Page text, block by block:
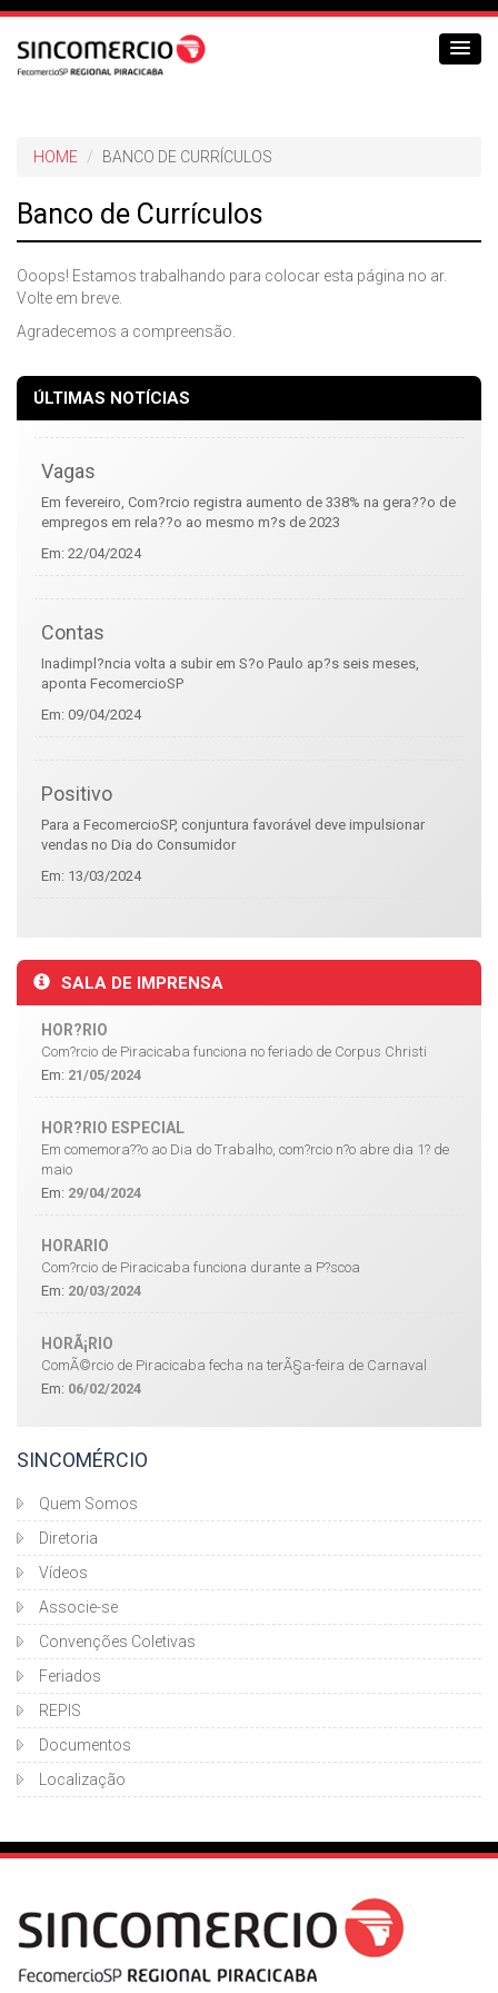
HOME BANCO DE CURRÍCULOS
Banco de Currículos
Ooops! Estamos trabalhando para colocar esta página no ar.
Volte em breve.
Agradecemos a compreensão.
ÚLTIMAS NOTÍCIAS
Vagas
Em fevereiro, Com?rcio registra aumento de 338% na gera??o de
empregos em rela??o ao mesmo m?s de 2023
Em: 22/04/2024
Contas
Inadimpl?ncia volta a subir em S?o Paulo ap?s seis meses,
aponta FecomercioSP
Em: 09/04/2024
Positivo
Para a FecomercioSP, conjuntura favorável deve impulsionar
vendas no Dia do Consumidor
Em: 13/03/2024
SALA DE IMPRENSA
HOR?RIO
Com?rcio de Piracicaba funciona no feriado de Corpus Christi
Em: 21/05/2024
HOR?RIO ESPECIAL
Em comemora??o ao Dia do Trabalho, com?rcio n?o abre dia 1? de
maio
Em: 29/04/2024
HORARIO
Com?rcio de Piracicaba funciona durante a P?scoa
Em: 20/03/2024
HORÃ¡RIO
ComÃ©rcio de Piracicaba fecha na terÃ§a-feira de Carnaval
Em: 06/02/2024
SINCOMÉRCIO
Quem Somos
Diretoria
Vídeos
Associe-se
Convenções Coletivas
Feriados
REPIS
Documentos
Localização